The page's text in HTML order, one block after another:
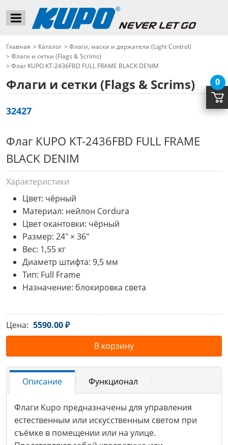
Главная > Каталог > Флаги, маски и держатели (Light Control)
> Флаги и сетки (Flags & Scrims)
> Флаг KUPO KT-2436FBD FULL FRAME BLACK DENIM
Флаги и сетки (Flags & Scrims)
32427
Флаг KUPO KT-2436FBD FULL FRAME
BLACK DENIM
Характеристики
Цвет: чёрный
Материал: нейлон Cordura
Цвет окантовки: чёрный
Размер: 24" × 36"
Вес: 1,55 кг
Диаметр штифта: 9,5 мм
Тип: Full Frame
Назначение: блокировка света
Цена: 5590.00 ₽
В корзину
Описание Функционал
Флаги Kupo предназначены для управления
естественным или искусственным светом при
съёмке в помещении или на улице.
0